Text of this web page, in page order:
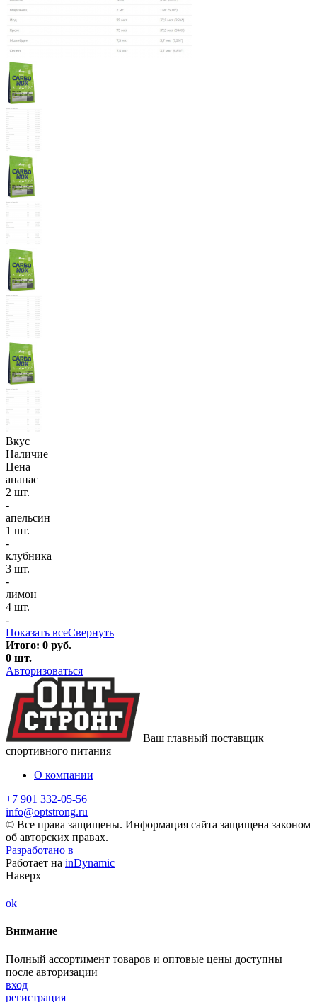
Вкус
Наличие
Цена
ананас
2 шт.
-
апельсин
1 шт.
-
клубника
3 шт.
-
лимон
4 шт.
-
Показать всеСвернуть
Итого: 0 руб.
0 шт.
Авторизоваться
Ваш главный поставщик
спортивного питания
О компании
+7 901 332-05-56
info@optstrong.ru
© Все права защищены. Информация сайта защищена законом
об авторских правах.
Разработано в
Работает на inDynamic
Наверх
ok
Внимание
Полный ассортимент товаров и оптовые цены доступны
после авторизации
вход
регистрация